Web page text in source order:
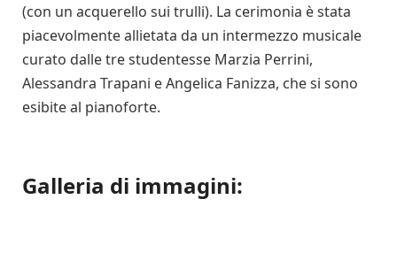
(con un acquerello sui trulli). La cerimonia è stata
piacevolmente allietata da un intermezzo musicale
curato dalle tre studentesse Marzia Perrini,
Alessandra Trapani e Angelica Fanizza, che si sono
esibite al pianoforte.
Galleria di immagini: